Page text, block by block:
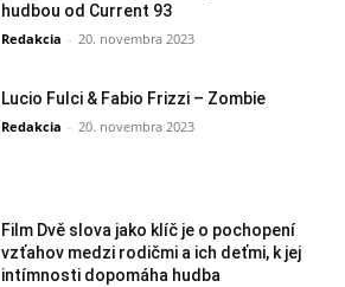
hudbou od Current 93
Redakcia - 20. novembra 2023
Lucio Fulci & Fabio Frizzi – Zombie
Redakcia - 20. novembra 2023
Film Dvě slova jako klíč je o pochopení
vzťahov medzi rodičmi a ich deťmi, k jej
intímnosti dopomáha hudba